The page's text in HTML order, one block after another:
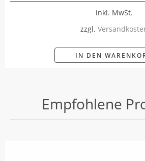
inkl. MwSt.
zzgl.
IN DEN
Empfohlene